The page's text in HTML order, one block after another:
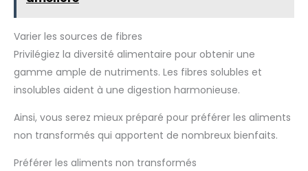
Varier les sources de fibres
Privilégiez la diversité alimentaire pour obtenir une
gamme ample de nutriments. Les fibres solubles et
insolubles aident à une digestion harmonieuse.
Ainsi, vous serez mieux préparé pour préférer les aliments
non transformés qui apportent de nombreux bienfaits.
Préférer les aliments non transformés